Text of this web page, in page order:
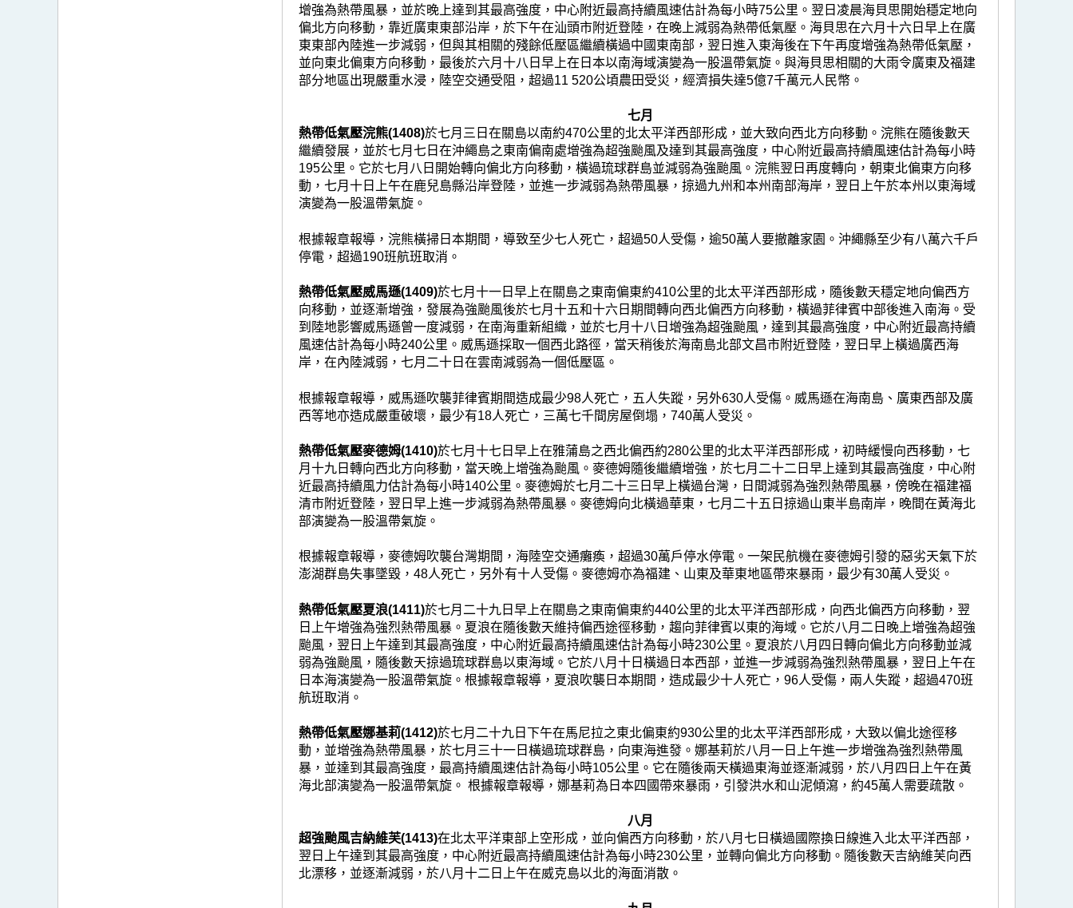
增強為熱帶風暴，並於晚上達到其最高強度，中心附近最高持續風速估計為每小時75公里。翌日凌晨海貝思開始穩定地向
偏北方向移動，靠近廣東東部沿岸，於下午在汕頭市附近登陸，在晚上減弱為熱帶低氣壓。海貝思在六月十六日早上在廣
東東部內陸進一步減弱，但與其相關的殘餘低壓區繼續橫過中國東南部，翌日進入東海後在下午再度增強為熱帶低氣壓，
並向東北偏東方向移動，最後於六月十八日早上在日本以南海域演變為一股溫帶氣旋。與海貝思相關的大雨令廣東及福建
部分地區出現嚴重水浸，陸空交通受阻，超過11 520公頃農田受災，經濟損失達5億7千萬元人民幣。
七月
熱帶低氣壓浣熊(1408)於七月三日在關島以南約470公里的北太平洋西部形成，並大致向西北方向移動。浣熊在隨後數天
繼續發展，並於七月七日在沖繩島之東南偏南處增強為超強颱風及達到其最高強度，中心附近最高持續風速估計為每小時
195公里。它於七月八日開始轉向偏北方向移動，橫過琉球群島並減弱為強颱風。浣熊翌日再度轉向，朝東北偏東方向移
動，七月十日上午在鹿兒島縣沿岸登陸，並進一步減弱為熱帶風暴，掠過九州和本州南部海岸，翌日上午於本州以東海域
演變為一股溫帶氣旋。
根據報章報導，浣熊橫掃日本期間，導致至少七人死亡，超過50人受傷，逾50萬人要撤離家園。沖繩縣至少有八萬六千戶
停電，超過190班航班取消。
熱帶低氣壓威馬遜(1409)於七月十一日早上在關島之東南偏東約410公里的北太平洋西部形成，隨後數天穩定地向偏西方
向移動，並逐漸增強，發展為強颱風後於七月十五和十六日期間轉向西北偏西方向移動，橫過菲律賓中部後進入南海。受
到陸地影響威馬遜曾一度減弱，在南海重新組織，並於七月十八日增強為超強颱風，達到其最高強度，中心附近最高持續
風速估計為每小時240公里。威馬遜採取一個西北路徑，當天稍後於海南島北部文昌市附近登陸，翌日早上橫過廣西海
岸，在內陸減弱，七月二十日在雲南減弱為一個低壓區。
根據報章報導，威馬遜吹襲菲律賓期間造成最少98人死亡，五人失蹤，另外630人受傷。威馬遜在海南島、廣東西部及廣
西等地亦造成嚴重破壞，最少有18人死亡，三萬七千間房屋倒塌，740萬人受災。
熱帶低氣壓麥德姆(1410)於七月十七日早上在雅蒲島之西北偏西約280公里的北太平洋西部形成，初時緩慢向西移動，七
月十九日轉向西北方向移動，當天晚上增強為颱風。麥德姆隨後繼續增強，於七月二十二日早上達到其最高強度，中心附
近最高持續風力估計為每小時140公里。麥德姆於七月二十三日早上橫過台灣，日間減弱為強烈熱帶風暴，傍晚在福建福
清市附近登陸，翌日早上進一步減弱為熱帶風暴。麥德姆向北橫過華東，七月二十五日掠過山東半島南岸，晚間在黃海北
部演變為一股溫帶氣旋。
根據報章報導，麥德姆吹襲台灣期間，海陸空交通癱瘓，超過30萬戶停水停電。一架民航機在麥德姆引發的惡劣天氣下於
澎湖群島失事墜毀，48人死亡，另外有十人受傷。麥德姆亦為福建、山東及華東地區帶來暴雨，最少有30萬人受災。
熱帶低氣壓夏浪(1411)於七月二十九日早上在關島之東南偏東約440公里的北太平洋西部形成，向西北偏西方向移動，翌
日上午增強為強烈熱帶風暴。夏浪在隨後數天維持偏西途徑移動，趨向菲律賓以東的海域。它於八月二日晚上增強為超強
颱風，翌日上午達到其最高強度，中心附近最高持續風速估計為每小時230公里。夏浪於八月四日轉向偏北方向移動並減
弱為強颱風，隨後數天掠過琉球群島以東海域。它於八月十日橫過日本西部，並進一步減弱為強烈熱帶風暴，翌日上午在
日本海演變為一股溫帶氣旋。根據報章報導，夏浪吹襲日本期間，造成最少十人死亡，96人受傷，兩人失蹤，超過470班
航班取消。
熱帶低氣壓娜基莉(1412)於七月二十九日下午在馬尼拉之東北偏東約930公里的北太平洋西部形成，大致以偏北途徑移
動，並增強為熱帶風暴，於七月三十一日橫過琉球群島，向東海進發。娜基莉於八月一日上午進一步增強為強烈熱帶風
暴，並達到其最高強度，最高持續風速估計為每小時105公里。它在隨後兩天橫過東海並逐漸減弱，於八月四日上午在黃
海北部演變為一股溫帶氣旋。 根據報章報導，娜基莉為日本四國帶來暴雨，引發洪水和山泥傾瀉，約45萬人需要疏散。
八月
超強颱風吉納維芙(1413)在北太平洋東部上空形成，並向偏西方向移動，於八月七日橫過國際換日線進入北太平洋西部，
翌日上午達到其最高強度，中心附近最高持續風速估計為每小時230公里，並轉向偏北方向移動。隨後數天吉納維芙向西
北漂移，並逐漸減弱，於八月十二日上午在威克島以北的海面消散。